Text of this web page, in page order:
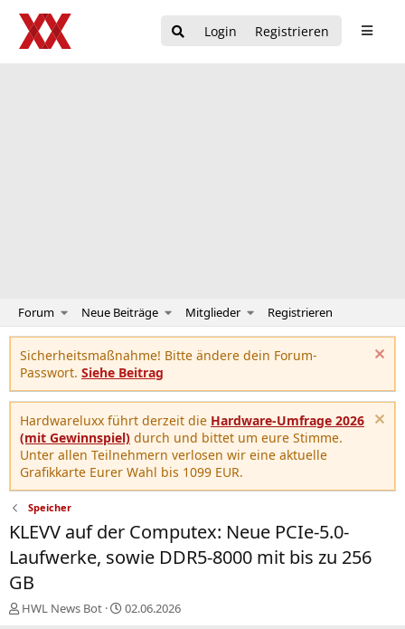
Login Registrieren
Forum Neue Beiträge Mitglieder Registrieren
Sicherheitsmaßnahme! Bitte ändere dein Forum-
Passwort. Siehe Beitrag
Hardwareluxx führt derzeit die Hardware-Umfrage 2026
(mit Gewinnspiel) durch und bittet um eure Stimme.
Unter allen Teilnehmern verlosen wir eine aktuelle
Grafikkarte Eurer Wahl bis 1099 EUR.
Speicher
KLEVV auf der Computex: Neue PCIe-5.0-
Laufwerke, sowie DDR5-8000 mit bis zu 256
GB
E
HWL News Bot
E
02.06.2026